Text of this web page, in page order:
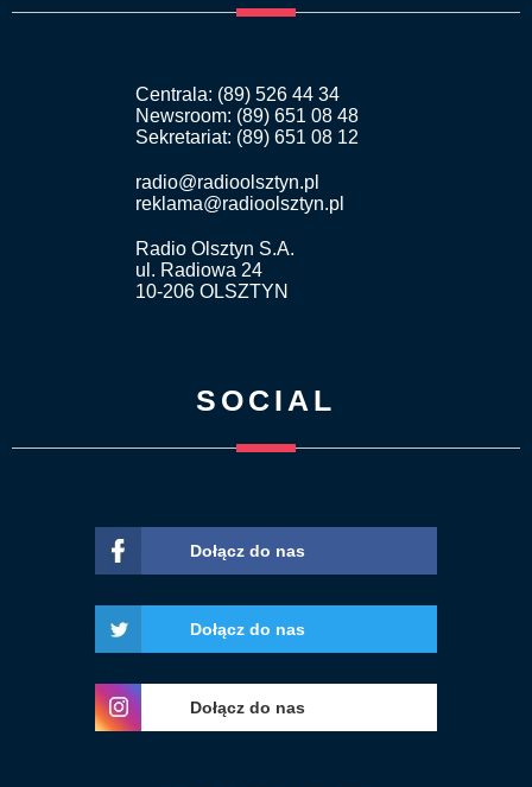
Centrala: (89) 526 44 34
Newsroom: (89) 651 08 48
Sekretariat: (89) 651 08 12
radio@radioolsztyn.pl
reklama@radioolsztyn.pl
Radio Olsztyn S.A.
ul. Radiowa 24
10-206 OLSZTYN
SOCIAL
Dołącz do nas
Dołącz do nas
Dołącz do nas